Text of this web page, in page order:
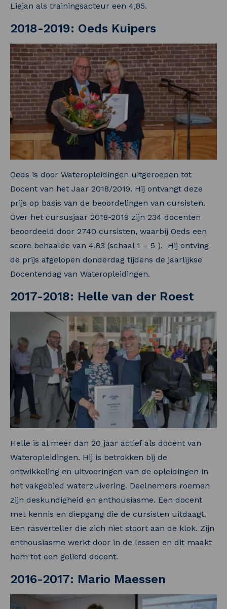
Liejan als trainingsacteur een 4,85.
2018-2019: Oeds Kuipers
Oeds is door Wateropleidingen uitgeroepen tot
Docent van het Jaar 2018/2019. Hij ontvangt deze
prijs op basis van de beoordelingen van cursisten.
Over het cursusjaar 2018-2019 zijn 234 docenten
beoordeeld door 2740 cursisten, waarbij Oeds een
score behaalde van 4,83 (schaal 1 – 5 ). Hij ontving
de prijs afgelopen donderdag tijdens de jaarlijkse
Docentendag van Wateropleidingen.
2017-2018: Helle van der Roest
Helle is al meer dan 20 jaar actief als docent van
Wateropleidingen. Hij is betrokken bij de
ontwikkeling en uitvoeringen van de opleidingen in
het vakgebied waterzuivering. Deelnemers roemen
zijn deskundigheid en enthousiasme. Een docent
met kennis en diepgang die de cursisten uitdaagt.
Een rasverteller die zich niet stoort aan de klok. Zijn
enthousiasme werkt door in de lessen en dit maakt
hem tot een geliefd docent.
2016-2017: Mario Maessen